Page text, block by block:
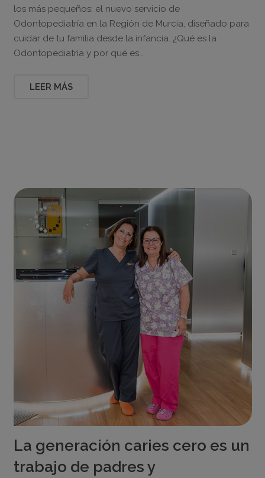
los más pequeños: el nuevo servicio de
Odontopediatría en la Región de Murcia, diseñado para
cuidar de tu familia desde la infancia. ¿Qué es la
Odontopediatría y por qué es…
LEER MÁS
La generación caries cero es un
trabajo de padres y